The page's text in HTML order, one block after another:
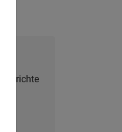
Berichte